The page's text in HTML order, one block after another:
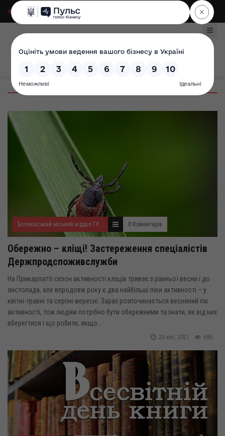
Для слабозорих|
Болехівський міський відділ ГУ Держпродспоживслужби 0 Коментарів
Обережно – кліщі! Застереження спеціалістів
Держпродспоживслужби
На Прикарпатті сезон активності кліщів триває з ранньої весни і до
листопада, але впродовж року є два найбільші піки активності – у
квітні-травні та серпні-вересні. Зараз розпочинається весняний пік
активності, тож людям потрібно бути обережними та знати, як від них
вберегтися і що робити, якщо...
695
23 кві, 2021